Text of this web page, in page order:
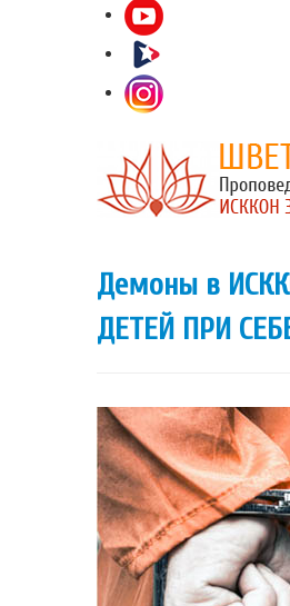
Демоны в
ДЕТЕЙ ПРИ